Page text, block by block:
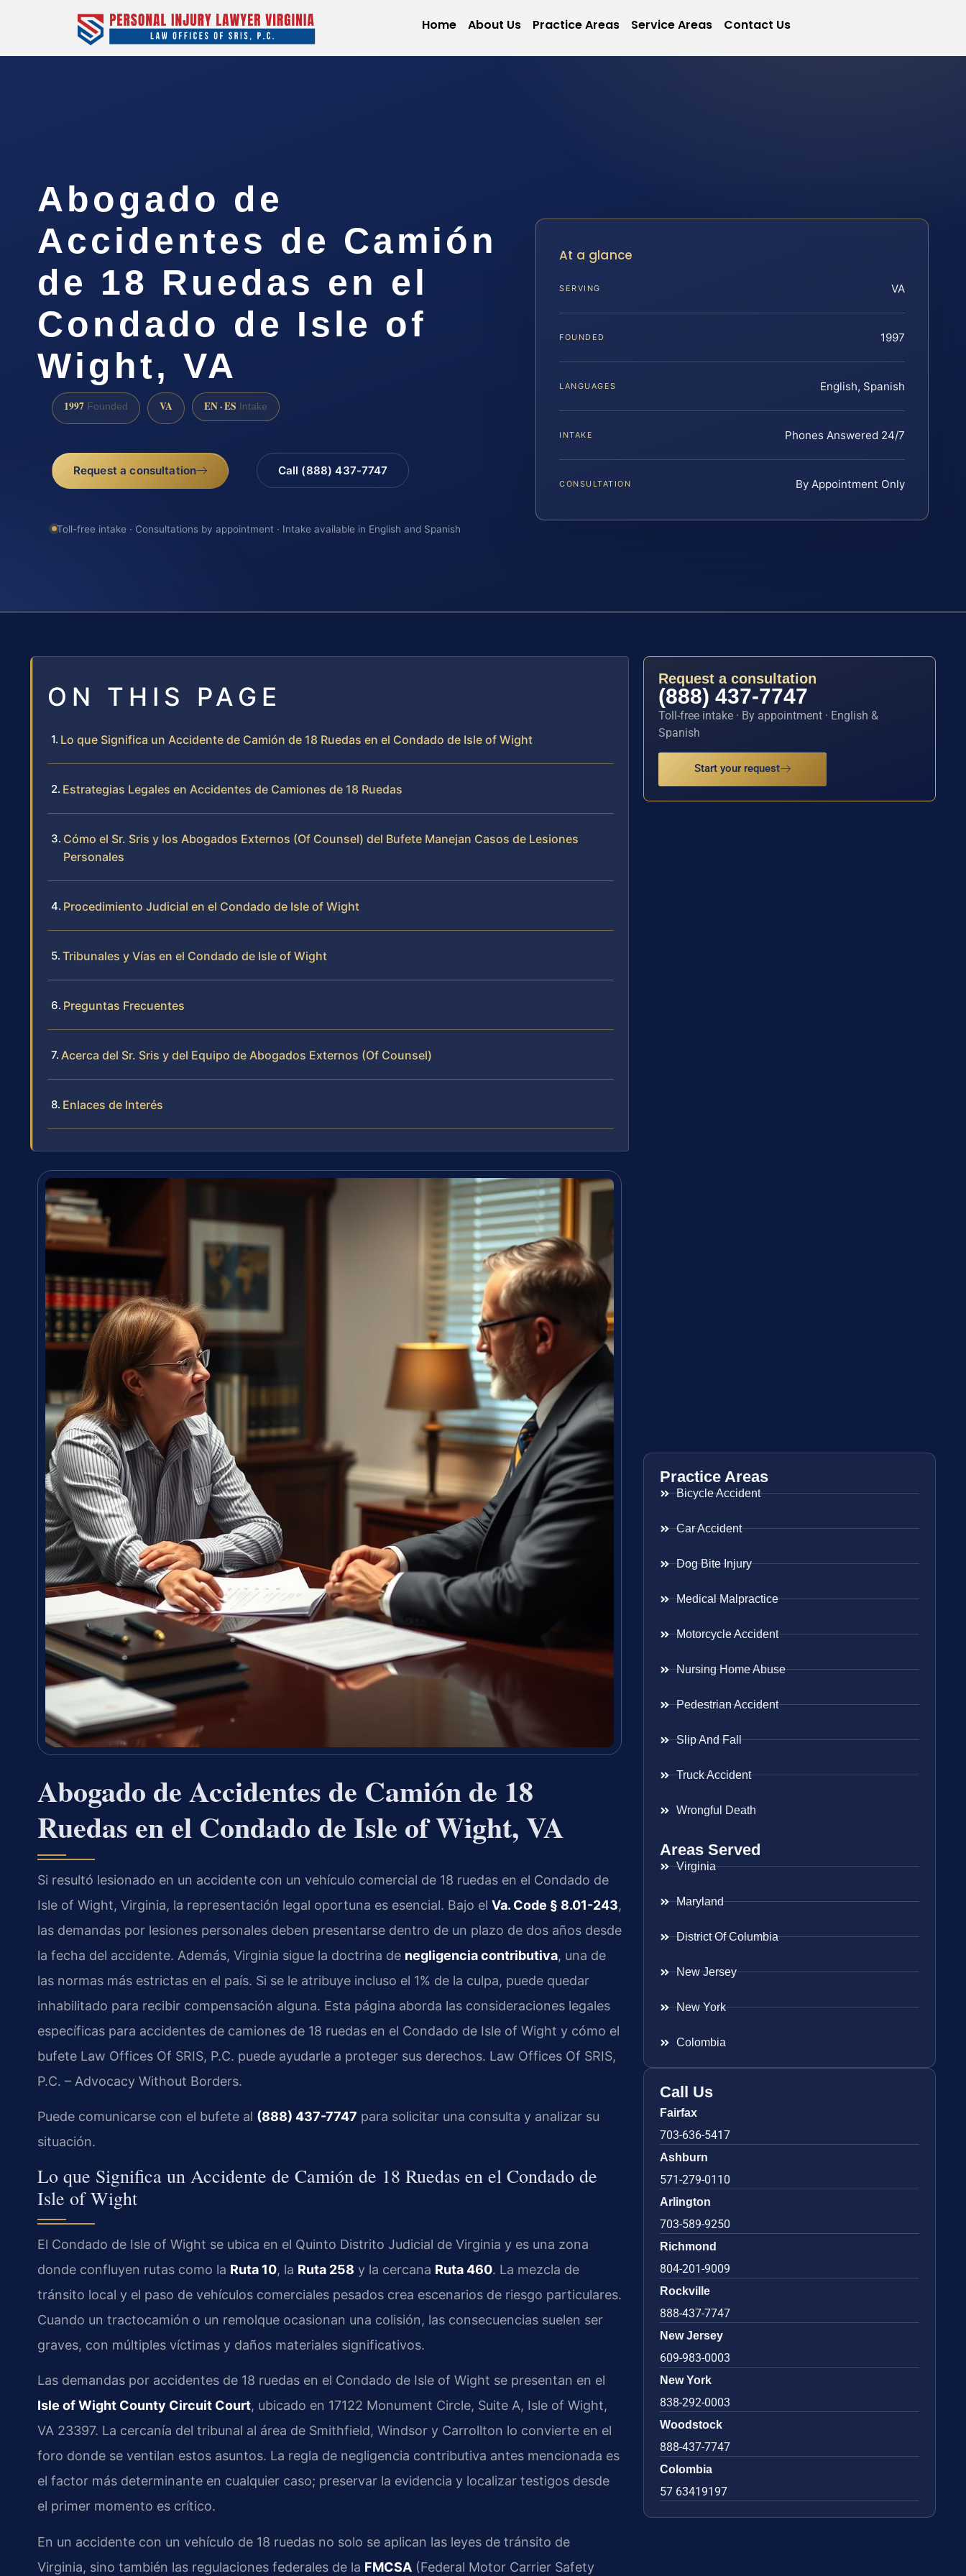
Home About Us Practice Areas Service Areas Contact Us
Abogado de
Accidentes de Camión
de 18 Ruedas en el
Condado de Isle of
Wight, VA
1997 Founded VA EN · ES Intake
Request a consultation Call (888) 437-7747
Toll-free intake · Consultations by appointment · Intake available in English and Spanish
At a glance
SERVING VA
FOUNDED 1997
LANGUAGES English, Spanish
INTAKE Phones Answered 24/7
CONSULTATION By Appointment Only
ON THIS PAGE
Lo que Significa un Accidente de Camión de 18 Ruedas en el Condado de Isle of Wight
Estrategias Legales en Accidentes de Camiones de 18 Ruedas
Cómo el Sr. Sris y los Abogados Externos (Of Counsel) del Bufete Manejan Casos de Lesiones
Personales
Procedimiento Judicial en el Condado de Isle of Wight
Tribunales y Vías en el Condado de Isle of Wight
Preguntas Frecuentes
Acerca del Sr. Sris y del Equipo de Abogados Externos (Of Counsel)
Enlaces de Interés
Abogado de Accidentes de Camión de 18
Ruedas en el Condado de Isle of Wight, VA
Si resultó lesionado en un accidente con un vehículo comercial de 18 ruedas en el Condado de
Isle of Wight, Virginia, la representación legal oportuna es esencial. Bajo el Va. Code § 8.01-243,
las demandas por lesiones personales deben presentarse dentro de un plazo de dos años desde
la fecha del accidente. Además, Virginia sigue la doctrina de negligencia contributiva, una de
las normas más estrictas en el país. Si se le atribuye incluso el 1% de la culpa, puede quedar
inhabilitado para recibir compensación alguna. Esta página aborda las consideraciones legales
específicas para accidentes de camiones de 18 ruedas en el Condado de Isle of Wight y cómo el
bufete Law Offices Of SRIS, P.C. puede ayudarle a proteger sus derechos. Law Offices Of SRIS,
P.C. – Advocacy Without Borders.
Puede comunicarse con el bufete al (888) 437-7747 para solicitar una consulta y analizar su
situación.
Lo que Significa un Accidente de Camión de 18 Ruedas en el Condado de
Isle of Wight
El Condado de Isle of Wight se ubica en el Quinto Distrito Judicial de Virginia y es una zona
donde confluyen rutas como la Ruta 10, la Ruta 258 y la cercana Ruta 460. La mezcla de
tránsito local y el paso de vehículos comerciales pesados crea escenarios de riesgo particulares.
Cuando un tractocamión o un remolque ocasionan una colisión, las consecuencias suelen ser
graves, con múltiples víctimas y daños materiales significativos.
Las demandas por accidentes de 18 ruedas en el Condado de Isle of Wight se presentan en el
Isle of Wight County Circuit Court, ubicado en 17122 Monument Circle, Suite A, Isle of Wight,
VA 23397. La cercanía del tribunal al área de Smithfield, Windsor y Carrollton lo convierte en el
foro donde se ventilan estos asuntos. La regla de negligencia contributiva antes mencionada es
el factor más determinante en cualquier caso; preservar la evidencia y localizar testigos desde
el primer momento es crítico.
En un accidente con un vehículo de 18 ruedas no solo se aplican las leyes de tránsito de
Virginia, sino también las regulaciones federales de la FMCSA (Federal Motor Carrier Safety
Request a consultation
(888) 437-7747
Toll-free intake · By appointment · English &
Spanish
Start your request
Practice Areas
Bicycle Accident
Car Accident
Dog Bite Injury
Medical Malpractice
Motorcycle Accident
Nursing Home Abuse
Pedestrian Accident
Slip And Fall
Truck Accident
Wrongful Death
Areas Served
Virginia
Maryland
District Of Columbia
New Jersey
New York
Colombia
Call Us
Fairfax
703-636-5417
Ashburn
571-279-0110
Arlington
703-589-9250
Richmond
804-201-9009
Rockville
888-437-7747
New Jersey
609-983-0003
New York
838-292-0003
Woodstock
888-437-7747
Colombia
57 63419197